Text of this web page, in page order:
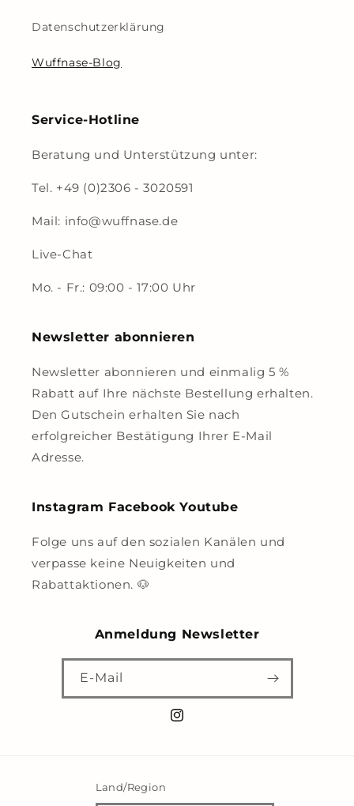
Datenschutzerklärung
Wuffnase-Blog
Service-Hotline
Beratung und Unterstützung unter:
Tel. +49 (0)2306 - 3020591
Mail: info@wuffnase.de
Live-Chat
Mo. - Fr.: 09:00 - 17:00 Uhr
Newsletter abonnieren
Newsletter abonnieren und einmalig 5 %
Rabatt auf Ihre nächste Bestellung erhalten.
Den Gutschein erhalten Sie nach
erfolgreicher Bestätigung Ihrer E-Mail
Adresse.
Instagram Facebook Youtube
Folge uns auf den sozialen Kanälen und
verpasse keine Neuigkeiten und
Rabattaktionen. 🐶
Anmeldung Newsletter
E-Mail
Instagram
Land/Region